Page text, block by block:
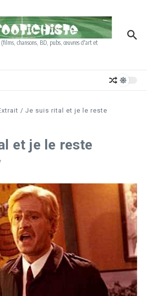
chansons, BD, pubs, œuvres d'art et
/ Je suis rital et je le reste
et je le reste